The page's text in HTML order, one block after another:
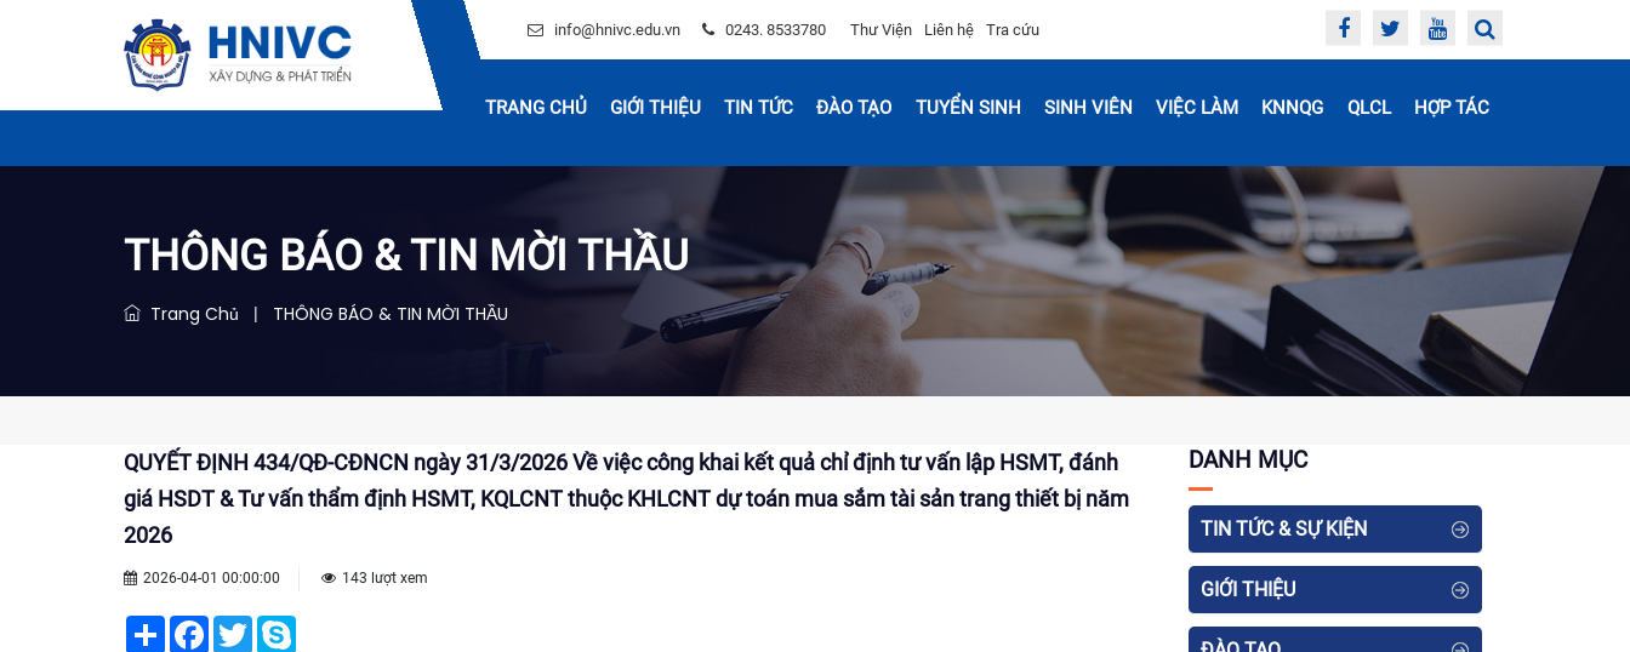
info@hnivc.edu.vn 0243. 8533780 Thư Viện Liên hệ Tra cứu
TRANG CHỦ GIỚI THIỆU TIN TỨC ĐÀO TẠO TUYỂN SINH SINH VIÊN VIỆC LÀM KNNQG QLCL HỢP TÁC
THÔNG BÁO & TIN MỜI THẦU
Trang Chủ | THÔNG BÁO & TIN MỜI THẦU
QUYẾT ĐỊNH 434/QĐ-CĐNCN ngày 31/3/2026 Về việc công khai kết quả chỉ định tư vấn lập HSMT, đánh
giá HSDT & Tư vấn thẩm định HSMT, KQLCNT thuộc KHLCNT dự toán mua sắm tài sản trang thiết bị năm
2026
2026-04-01 00:00:00 143 lượt xem
Share Facebook
Twitter
DANH MỤC
TIN TỨC & SỰ KIỆN
GIỚI THIỆU